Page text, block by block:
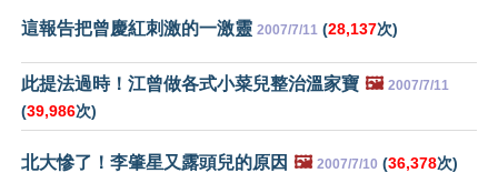
這報告把曾慶紅刺激的一激靈 2007/7/11 (28,137次)
此提法過時！江曾做各式小菜兒整治溫家寶 🖼️ 2007/7/11
(39,986次)
北大慘了！李肇星又露頭兒的原因 🖼️ 2007/7/10 (36,378次)